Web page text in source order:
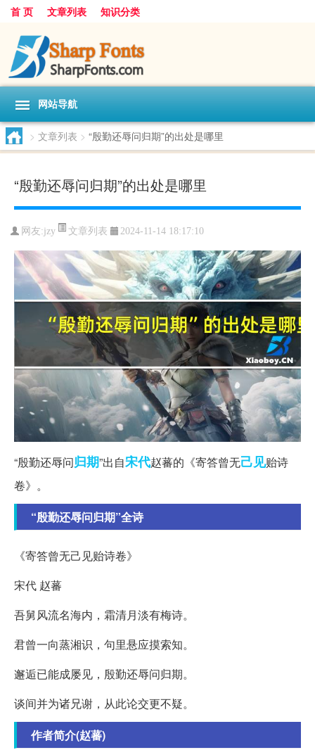
首 页 文章列表 知识分类
网站导航
> 文章列表 > “殷勤还辱问归期”的出处是哪里
“殷勤还辱问归期”的出处是哪里
网友:jzy 文章列表 2024-11-14 18:17:10
“殷勤还辱问归期”出自宋代赵蕃的《寄答曾无己见贻诗
卷》。
“殷勤还辱问归期”全诗
《寄答曾无己见贻诗卷》
宋代 赵蕃
吾舅风流名海内，霜清月淡有梅诗。
君曾一向蒸湘识，句里悬应摸索知。
邂逅已能成屡见，殷勤还辱问归期。
谈间并为诸兄谢，从此论交更不疑。
作者简介(赵蕃)